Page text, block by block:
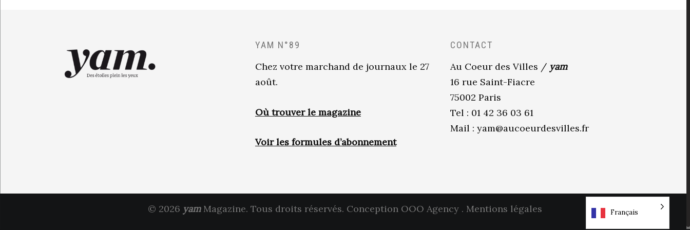
YAM N°89
Chez votre marchand de journaux le 27
août.
Où trouver le magazine
Voir les formules d’abonnement
CONTACT
Au Coeur des Villes / yam
16 rue Saint-Fiacre
75002 Paris
Tel : 01 42 36 03 61
Mail : yam@aucoeurdesvilles.fr
© 2026 yamMagazine. Tous droits réservés. Conception OOO Agency . Mentions légales Français